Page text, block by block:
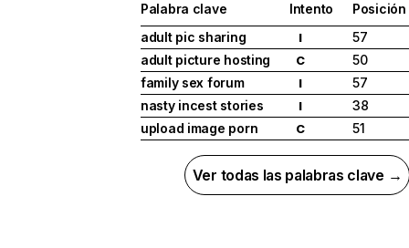
Palabra clave Intento
Posición
adult pic sharing
I
57
adult picture hosting
C
50
family sex forum
I
57
nasty incest stories
I
38
upload image porn
C 51
Ver todas las palabras clave →